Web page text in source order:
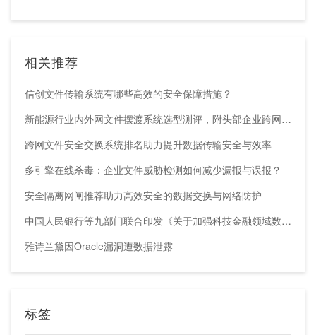
相关推荐
信创文件传输系统有哪些高效的安全保障措施？
新能源行业内外网文件摆渡系统选型测评，附头部企业跨网部署案例
跨网文件安全交换系统排名助力提升数据传输安全与效率
多引擎在线杀毒：企业文件威胁检测如何减少漏报与误报？
安全隔离网闸推荐助力高效安全的数据交换与网络防护
中国人民银行等九部门联合印发《关于加强科技金融领域数据开发利用的通知》
雅诗兰黛因Oracle漏洞遭数据泄露
标签